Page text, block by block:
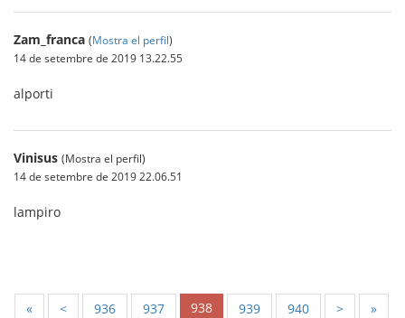
Zam_franca (Mostra el perfil)
14 de setembre de 2019 13.22.55
alporti
Vinisus (Mostra el perfil)
14 de setembre de 2019 22.06.51
lampiro
« < 936 937 938 939 940 > »